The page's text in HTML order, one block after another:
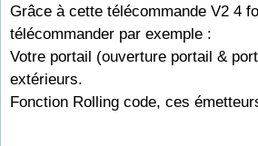
Grâce à cette télécommande V2 4
télécommander par exemple :
Votre portail (ouverture portail &
extérieurs.
Fonction Rolling code, ces